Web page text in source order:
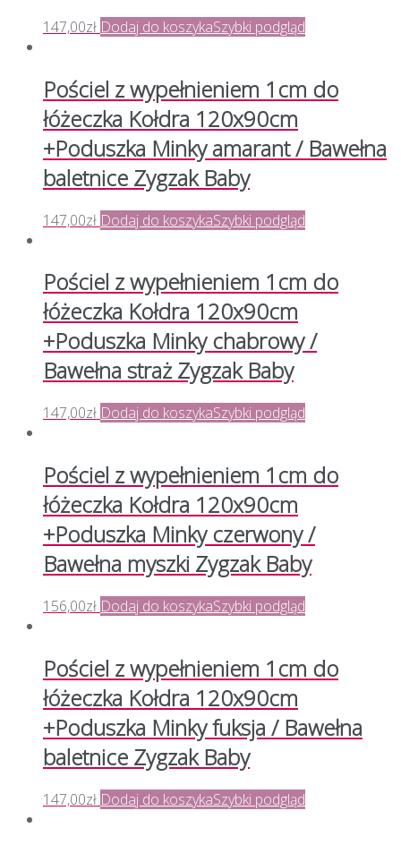
147,00zł Dodaj do koszykaSzybki podgląd
Pościel z wypełnieniem 1cm do
łóżeczka Kołdra 120x90cm
+Poduszka Minky amarant / Bawełna
baletnice Zygzak Baby
147,00zł Dodaj do koszykaSzybki podgląd
Pościel z wypełnieniem 1cm do
łóżeczka Kołdra 120x90cm
+Poduszka Minky chabrowy /
Bawełna straż Zygzak Baby
147,00zł Dodaj do koszykaSzybki podgląd
Pościel z wypełnieniem 1cm do
łóżeczka Kołdra 120x90cm
+Poduszka Minky czerwony /
Bawełna myszki Zygzak Baby
156,00zł Dodaj do koszykaSzybki podgląd
Pościel z wypełnieniem 1cm do
łóżeczka Kołdra 120x90cm
+Poduszka Minky fuksja / Bawełna
baletnice Zygzak Baby
147,00zł Dodaj do koszykaSzybki podgląd